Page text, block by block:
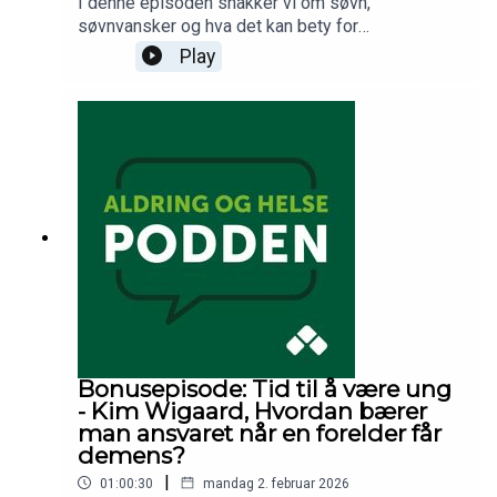
demens, og snakker om hva denne typen
forskning egentlig kan – og ikke kan – fortelle
søvnvansker og hva det kan bety for
aldringsprosessen. Vi ser nærmere på
sammenhengen mellom søvn og døgnrytmen i
cellene våre, og hvordan dette påvirker helse og
samfunnet, livsløp og vaner har endret
alderdommen over tid. Er 70 det nye 50?
Play
Bonusepisode: Tid til å være ung
- Kim Wigaard, Hvordan bærer
man ansvaret når en forelder får
demens?
01:00:30 | mandag 2. februar 2026